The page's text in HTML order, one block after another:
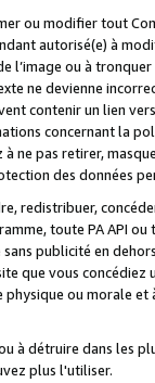
ou modifier tout
autorisé(e) à
l’image ou à
ne devienne
contenir un lien
concernant la
à ne pas retirer,
des données
redistribuer,
toute PA API
publicité en
que vous
ou morale
à détruire dans les
plus l'utiliser.